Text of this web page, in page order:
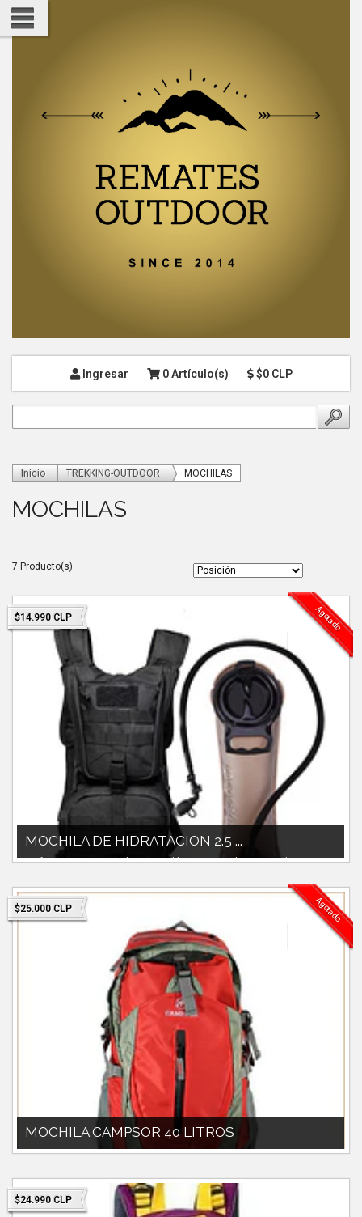
Ingresar 0 Artículo(s) $0 CLP
Inicio TREKKING-OUTDOOR MOCHILAS
MOCHILAS
7 Producto(s)
$14.990 CLP Agotado
MOCHILA DE HIDRATACION 2.5 ...
Perfecto para actividades al aire libre como ciclismo, senderismo,
$25.000 CLP Agotado
MOCHILA CAMPSOR 40 LITROS
MALLA SEPARADORA DE ESPALDABARRAS DE ALUMINIOCUBRE
$24.990 CLP